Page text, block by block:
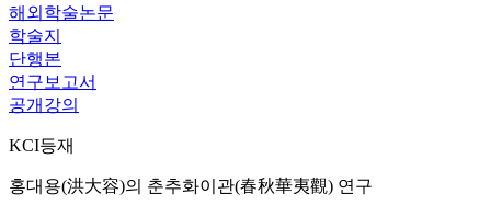
해외학술논문
학술지
단행본
연구보고서
공개강의
KCI등재
홍대용(洪大容)의 춘추화이관(春秋華夷觀) 연구